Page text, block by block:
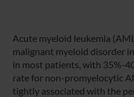
Acute myeloid leukemia
malignant myeloid disorder
in most patients, with 35%-
rate for non-promyelocytic
tightly associated with the